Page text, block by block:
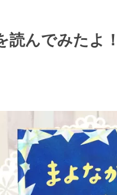
読んでみたよ